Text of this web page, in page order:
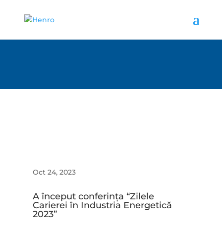
Oct 24, 2023
A început conferința “Zilele
Carierei în Industria Energetică
2023”